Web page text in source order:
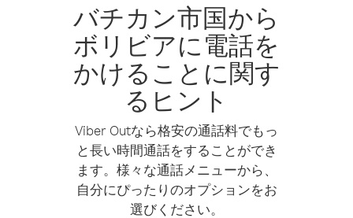
バチカン市国から
ボリビアに電話を
かけることに関す
るヒント
Viber Outなら格安の通話料でもっ
と長い時間通話をすることができ
ます。様々な通話メニューから、
自分にぴったりのオプションをお
選びください。